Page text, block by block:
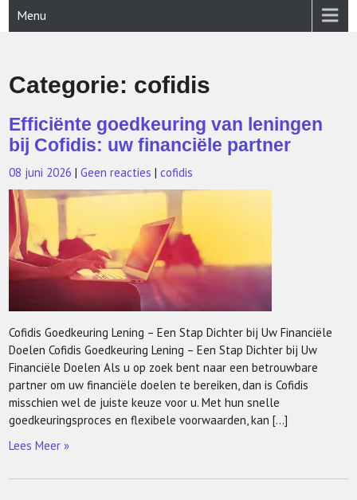
Menu
Categorie: cofidis
Efficiënte goedkeuring van leningen
bij Cofidis: uw financiële partner
08 juni 2026 |Geen reacties |cofidis
Cofidis Goedkeuring Lening – Een Stap Dichter bij Uw Financiële
Doelen Cofidis Goedkeuring Lening – Een Stap Dichter bij Uw
Financiële Doelen Als u op zoek bent naar een betrouwbare
partner om uw financiële doelen te bereiken, dan is Cofidis
misschien wel de juiste keuze voor u. Met hun snelle
goedkeuringsproces en flexibele voorwaarden, kan […]
Lees Meer »